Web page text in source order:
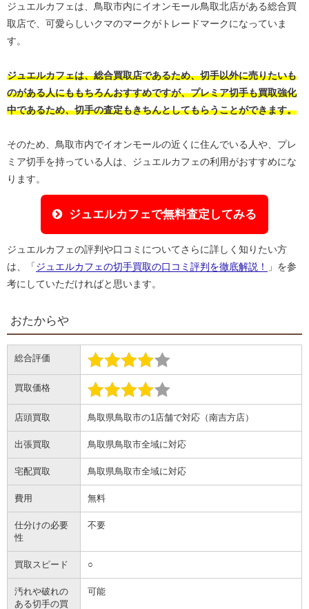
ジュエルカフェは、鳥取市内にイオンモール鳥取北店がある総合買
取店で、可愛らしいクマのマークがトレードマークになっていま
す。
ジュエルカフェは、総合買取店であるため、切手以外に売りたいも
のがある人にももちろんおすすめですが、プレミア切手も買取強化
中であるため、切手の査定もきちんとしてもらうことができます。
そのため、鳥取市内でイオンモールの近くに住んでいる人や、プレ
ミア切手を持っている人は、ジュエルカフェの利用がおすすめにな
ります。
ジュエルカフェで無料査定してみる
ジュエルカフェの評判や口コミについてさらに詳しく知りたい方
は、「 ジュエルカフェの切手買取の口コミ評判を徹底解説！
」を参
考にしていただければと思います。
おたからや
総合評価
買取価格
店頭買取 鳥取県鳥取市の1店舗で対応（南吉方店）
出張買取 鳥取県鳥取市全域に対応
宅配買取 鳥取県鳥取市全域に対応
費用 無料
仕分けの必要
性
不要
買取スピード ○
汚れや破れの
ある切手の買
可能